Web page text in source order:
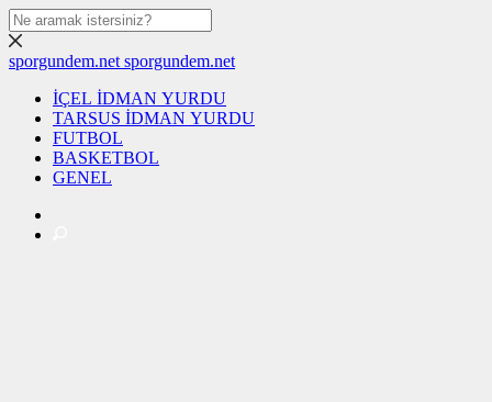
sporgundem.net sporgundem.net
İÇEL İDMAN YURDU
TARSUS İDMAN YURDU
FUTBOL
BASKETBOL
GENEL